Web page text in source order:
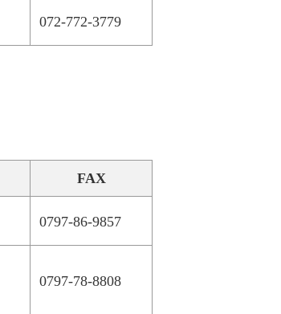
072-772-3779
FAX
0797-86-9857
0797-78-8808